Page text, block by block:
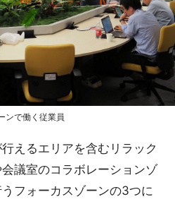
ンで働く従業員
えるエリアを含むリラック
議室のコラボレーションゾ
フォーカスゾーンの3つに